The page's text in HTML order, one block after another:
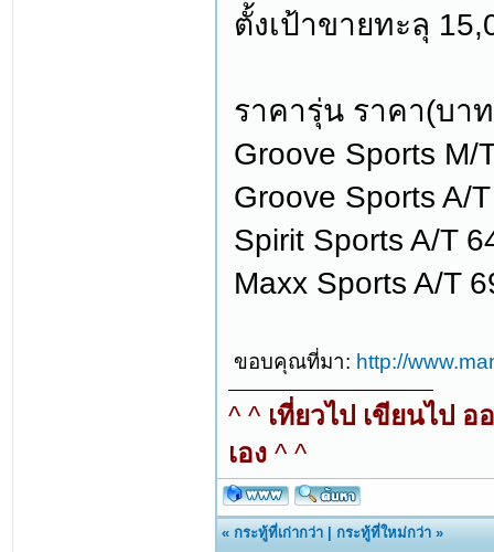
ตั้งเป้าขายทะลุ
ราคารุ่น ราคา(บา
Groove Sports M/
Groove Sports A/
Spirit Sports A/T
Maxx Sports A/T
ขอบคุณที่มา: http://
^ ^ เที่ยวไป เขียนไป
เอง ^ ^
«กระทู้ที่เก่ากว่า |กระทู้ที่ใหม่กว่า »